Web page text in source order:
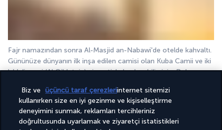
Fajr namazından sonra Al-Masjid an-Nabawi'de otelde kahvaltı.
Gününüze dünyanın ilk inşa edilen camisi olan Kuba Camii ve iki
kıbleli cami (Al Qiblatain) ziyaretiyle başlayabilirsiniz. Daha sonra
önce otele kısa bir mola için dönün.
Yemekler serbest, otelde geceleme.
9. GÜN: MEDİNE
Biz ve üçüncü taraf çerezleriinternet sitemizi
kullanırken size en iyi gezinme ve kişiselleştirme
deneyimini sunmak, reklamları tercihleriniz
doğrultusunda uyarlamak ve ziyaretçi istatistikleri